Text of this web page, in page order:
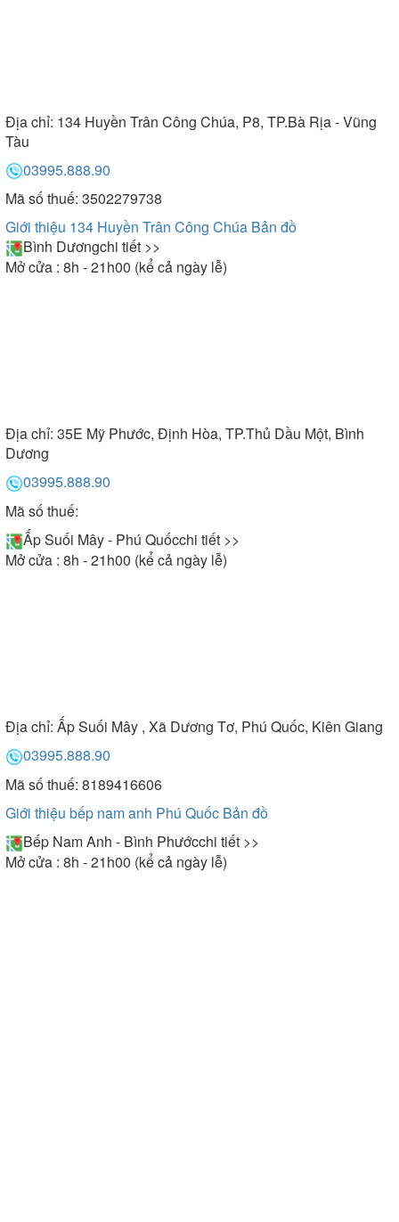
Địa chỉ: 134 Huyền Trân Công Chúa, P8, TP.Bà Rịa - Vũng
Tàu
03995.888.90
Mã số thuế: 3502279738
Giới thiệu 134 Huyền Trân Công Chúa Bản đồ
Bình Dươngchi tiết >>
Mở cửa : 8h - 21h00 (kể cả ngày lễ)
Địa chỉ: 35E Mỹ Phước, Định Hòa, TP.Thủ Dầu Một, Bình
Dương
03995.888.90
Mã số thuế:
Ấp Suối Mây - Phú Quốcchi tiết >>
Mở cửa : 8h - 21h00 (kể cả ngày lễ)
Địa chỉ: Ấp Suối Mây , Xã Dương Tơ, Phú Quốc, Kiên Giang
03995.888.90
Mã số thuế: 8189416606
Giới thiệu bếp nam anh Phú Quốc Bản đồ
Bếp Nam Anh - Bình Phướcchi tiết >>
Mở cửa : 8h - 21h00 (kể cả ngày lễ)